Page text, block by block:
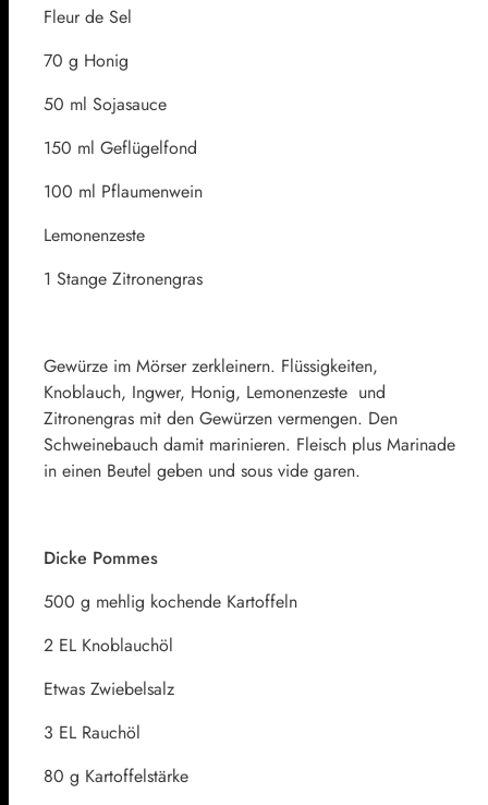
Fleur de Sel
70 g Honig
50 ml Sojasauce
150 ml Geflügelfond
100 ml Pflaumenwein
Lemonenzeste
1 Stange Zitronengras
Gewürze im Mörser zerkleinern. Flüssigkeiten,
Knoblauch, Ingwer, Honig, Lemonenzeste und
Zitronengras mit den Gewürzen vermengen. Den
Schweinebauch damit marinieren. Fleisch plus Marinade
in einen Beutel geben und sous vide garen.
Dicke Pommes
500 g mehlig kochende Kartoffeln
2 EL Knoblauchöl
Etwas Zwiebelsalz
3 EL Rauchöl
80 g Kartoffelstärke